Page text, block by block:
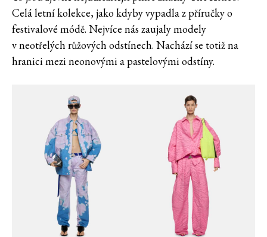
Celá letní kolekce, jako kdyby vypadla z příručky o
festivalové módě. Nejvíce nás zaujaly modely
v neotřelých růžových odstínech. Nachází se totiž na
hranici mezi neonovými a pastelovými odstíny.